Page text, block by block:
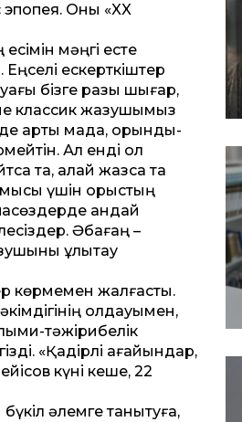
эпопея. Оны «XX
мәңгі есте
ескерткіштер
бізге разы шығар,
классик жазушымыз
артық мадақ, орынды-
Ал енді ол
та, қалай жазсақ та
үшін орыстың
қандай
Әбағаң –
ұлықтау
көрмемен жалғасты.
қолдауымен,
тәжірибелік
«Қадірлі ағайындар,
күні кеше, 22
бүкіл әлемге танытуға,